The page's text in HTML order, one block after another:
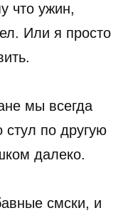
что ужин,
Или я просто
мы всегда
по другую
далеко.
смски, и